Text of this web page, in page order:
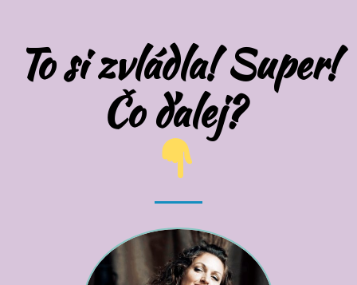
To si zvládla! Super!
Čo ďalej?